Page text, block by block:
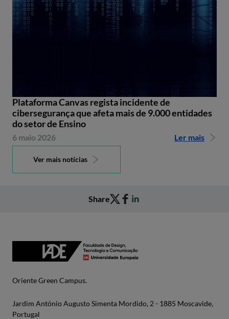
Plataforma Canvas regista incidente de
cibersegurança que afeta mais de 9.000 entidades
do setor de Ensino
6 maio 2026 Ler mais
Ver mais notícias
Share
Oriente Green Campus.
Jardim António Augusto Simenta Mordido, 2 - 1885 Moscavide,
Portugal